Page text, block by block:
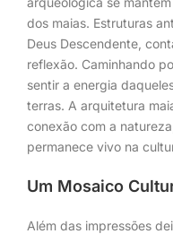
dos maias. Estruturas
Deus Descendente,
reflexão. Caminhando
sentir a energia
terras. A arquitetura
conexão com a
permanece vivo na
Um Mosaico
Além das impressões